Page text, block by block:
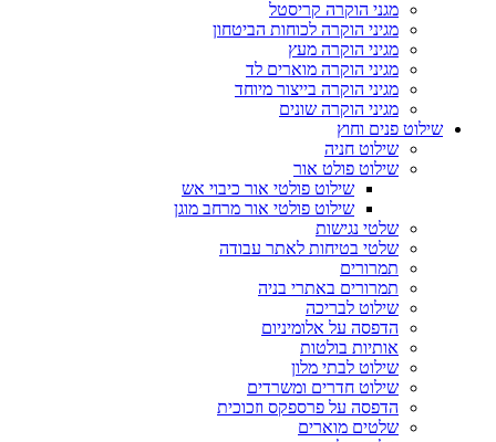
מגני הוקרה קריסטל
מגיני הוקרה לכוחות הביטחון
מגיני הוקרה מעץ
מגיני הוקרה מוארים לד
מגיני הוקרה בייצור מיוחד
מגיני הוקרה שונים
שילוט פנים וחוץ
שילוט חניה
שילוט פולט אור
שילוט פולטי אור כיבוי אש
שילוט פולטי אור מרחב מוגן
שלטי נגישות
שלטי בטיחות לאתר עבודה
תמרורים
תמרורים באתרי בניה
שילוט לבריכה
הדפסה על אלומיניום
אותיות בולטות
שילוט לבתי מלון
שילוט חדרים ומשרדים
הדפסה על פרספקס וזכוכית
שלטים מוארים